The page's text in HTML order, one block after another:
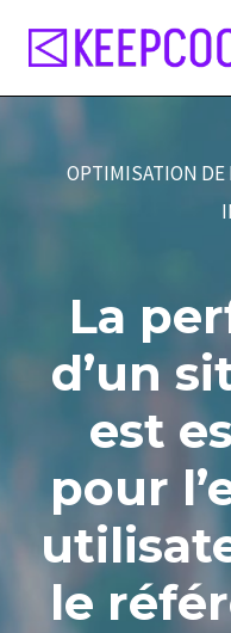
contenu
OPTIMISATION DE
La
d’un
est
pour
le